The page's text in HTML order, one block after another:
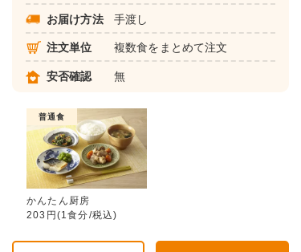
お届け方法 手渡し
注文単位 複数食をまとめて注文
安否確認 無
普通食
かんたん厨房
203円(1食分/税込)